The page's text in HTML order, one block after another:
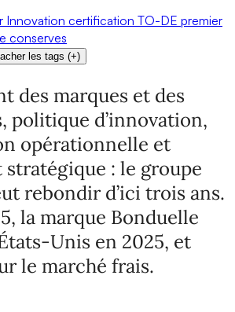
Innovation certification TO-DE premier
conserves
les tags (+)
des marques et des
politique d’innovation,
opérationnelle et
stratégique : le groupe
rebondir d’ici trois ans.
la marque Bonduelle
Unis en 2025, et
le marché frais.